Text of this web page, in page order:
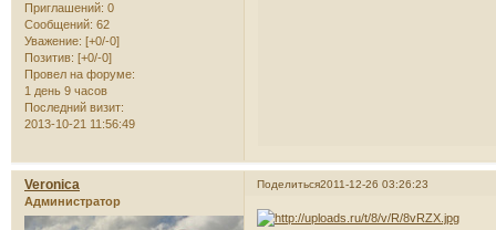
Приглашений: 0
Сообщений: 62
Уважение: [+0/-0]
Позитив: [+0/-0]
Провел на форуме:
1 день 9 часов
Последний визит:
2013-10-21 11:56:49
Поделиться2011-12-26 03:26:23
Veronica
Администратор